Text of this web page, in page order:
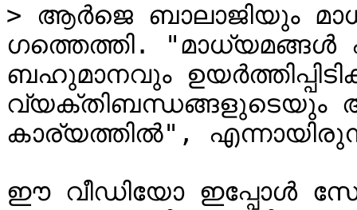
> ആർജെ ബാലാജിയും
ഗത്തെത്തി. "മാധ്യമങ്ങൾ
ബഹുമാനവും
കാര്യത്തിൽ",
ഈ വീഡിയോ ഇപ്പോൾ